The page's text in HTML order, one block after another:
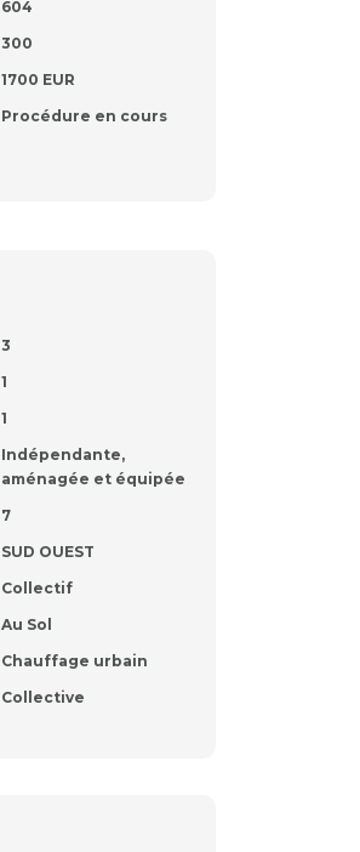
604
300
1700 EUR
Procédure en cours
3
1
1
Indépendante,
aménagée et équipée
7
SUD OUEST
Collectif
Au Sol
Chauffage urbain
Collective